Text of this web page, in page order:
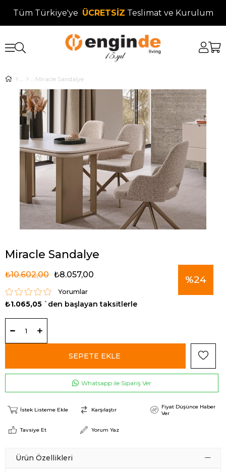
Tüm Türkiye'ye ÜCRETSİZ Teslimat ve Kurulum
Miracle Sandalye
Miracle Sandalye
%24
₺10.602,00 ₺8.057,00
Yorumlar
₺1.065,05 `den başlayan taksitlerle
Whatsapp ile Sipariş Ver
İstek Listeme Ekle Karşılaştır
Fiyat Düşünce Haber
Ver
Tavsiye Et Yorum Yaz
Ürün Özellikleri